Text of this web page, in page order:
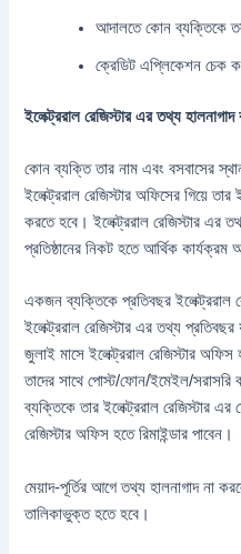
আদালতে কোন ব্যক্তিকে
ক্রেডিট এপ্লিকেশন চেক
ইলেক্ট্ররাল রেজিস্টার এর তথ্য হালনাগাদ
কোন ব্যক্তি তার নাম এবং বসবাসের
ইলেক্ট্ররাল রেজিস্টার অফিসের গিয়ে
করতে হবে। ইলেক্ট্ররাল রেজিস্টার এর
প্রতিষ্ঠানের নিকট হতে আর্থিক
একজন ব্যক্তিকে প্রতিবছর ইলেক্ট্ররাল
ইলেক্ট্ররাল রেজিস্টার এর তথ্য
জুলাই মাসে ইলেক্ট্ররাল রেজিস্টার অফিস
তাদের সাথে পোস্ট/ফোন/ইমেইল/
ব্যক্তিকে তার ইলেক্ট্ররাল রেজিস্টার এর
রেজিস্টার অফিস হতে রিমাইন্ডার পাবেন।
মেয়াদ-পূর্তির আগে তথ্য হালনাগাদ না
তালিকাভুক্ত হতে হবে।